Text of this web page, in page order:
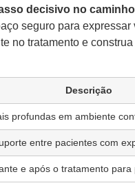
decisivo no
seguro para
no tratamento e
Descrição
profundas em ambiente
entre pacientes com
e após o tratamento